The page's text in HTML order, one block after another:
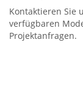
Kontaktieren Sie
verfügbaren
Projektanfragen.